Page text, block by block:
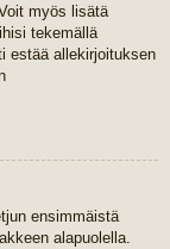
myös lisätä
tekemällä
estää allekirjoituksen
ensimmäistä
alapuolella.